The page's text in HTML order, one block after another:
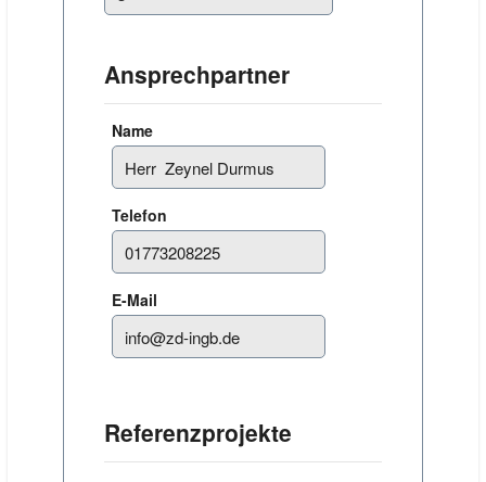
Ansprechpartner
Name
Telefon
E-Mail
Referenzprojekte